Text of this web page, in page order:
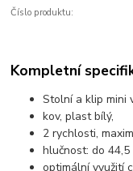
Číslo produktu:
Kompletní
Stolní a klip mini
kov, plast bílý,
2 rychlosti,
hlučnost: do 44,5
optimální využití